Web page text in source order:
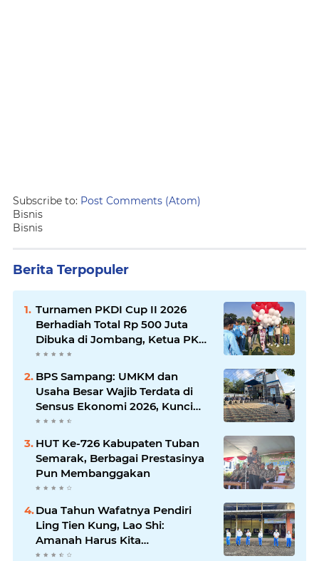
Subscribe to: Post Comments (Atom)
Bisnis
Bisnis
Berita Terpopuler
Turnamen PKDI Cup II 2026
Berhadiah Total Rp 500 Juta
Dibuka di Jombang, Ketua PKDI
Jatim Syaifullah Mahdi: Ajang
Komunikasi Antar-Kades untuk
Memajukan Desa
BPS Sampang: UMKM dan
Usaha Besar Wajib Terdata di
Sensus Ekonomi 2026, Kunci
Kebijakan Tepat Sasaran
HUT Ke-726 Kabupaten Tuban
Semarak, Berbagai Prestasinya
Pun Membanggakan
Dua Tahun Wafatnya Pendiri
Ling Tien Kung, Lao Shi:
Amanah Harus Kita
Laksanakan!